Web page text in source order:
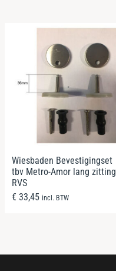
Wiesbaden Bevestigingset
tbv Metro-Amor lang zitting
RVS
€ 33,45 incl. BTW